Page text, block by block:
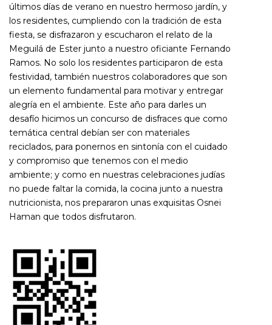
últimos días de verano en nuestro hermoso jardín, y
los residentes, cumpliendo con la tradición de esta
fiesta, se disfrazaron y escucharon el relato de la
Meguilá de Ester junto a nuestro oficiante Fernando
Ramos. No solo los residentes participaron de esta
festividad, también nuestros colaboradores que son
un elemento fundamental para motivar y entregar
alegría en el ambiente. Este año para darles un
desafío hicimos un concurso de disfraces que como
temática central debían ser con materiales
reciclados, para ponernos en sintonía con el cuidado
y compromiso que tenemos con el medio
ambiente; y como en nuestras celebraciones judías
no puede faltar la comida, la cocina junto a nuestra
nutricionista, nos prepararon unas exquisitas Osnei
Haman que todos disfrutaron.